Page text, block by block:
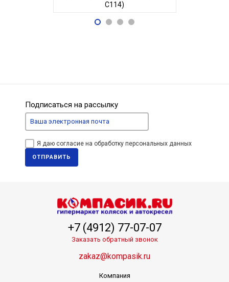
C114)
68 700 Р
Подписаться на рассылку
Я даю согласие на обработку персональных данных
ОТПРАВИТЬ
+7 (4912) 77-07-07
Заказать обратный звонок
zakaz@kompasik.ru
Компания